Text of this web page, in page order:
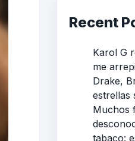
Recent
Karol G
me
Drake,
estrellas
Muchos
tabaco: